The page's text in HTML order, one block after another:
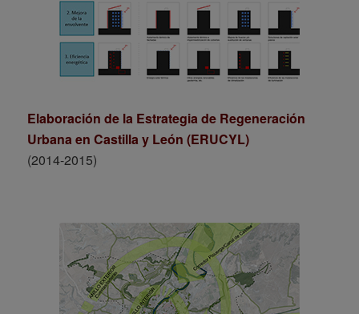
Elaboración de la Estrategia de Regeneración
Urbana en Castilla y León (ERUCYL)
(2014-2015)